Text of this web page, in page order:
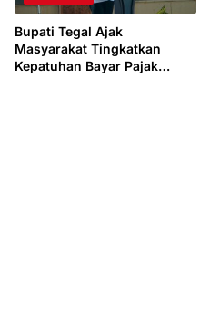
Bupati Tegal Ajak
Masyarakat Tingkatkan
Kepatuhan Bayar Pajak